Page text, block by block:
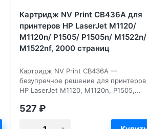
Картридж NV Print CB436A для
принтеров HP LaserJet M1120/
M1120n/ P1505/ P1505n/ M1522n/
M1522nf, 2000 страниц
Картридж NV Print CB436A —
безупречное решение для принтеров
HP LaserJet M1120, M1120n, P1505,...
527 ₽